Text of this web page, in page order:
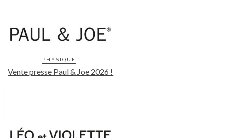
PHYSIQUE
Vente presse Paul & Joe 2026 !